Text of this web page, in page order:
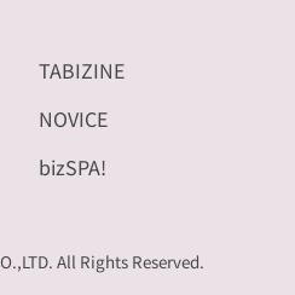
TABIZINE
NOVICE
bizSPA!
All Rights Reserved.